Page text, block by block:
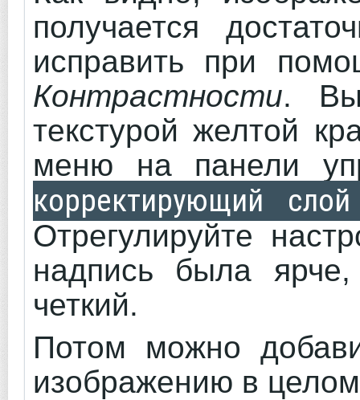
получается
исправить при
Контрастности.
текстурой желтой
меню на панели
корректирующий
Отрегулируйте
надпись была
четкий.
Потом можно
изображению в